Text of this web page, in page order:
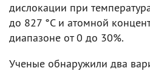
дислокации при
до 827 °C и атомной
диапазоне от 0 до 30%.
Ученые обнаружили два